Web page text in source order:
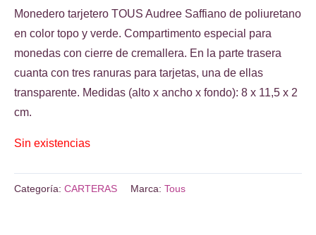
precio
original
era:
€49.00.
precio
actual
es:
€34.00.
Monedero tarjetero TOUS Audree Saffiano de poliuretano
en color topo y verde. Compartimento especial para
monedas con cierre de cremallera. En la parte trasera
cuanta con tres ranuras para tarjetas, una de ellas
transparente. Medidas (alto x ancho x fondo): 8 x 11,5 x 2
cm.
Sin existencias
Categoría: CARTERAS Marca: Tous